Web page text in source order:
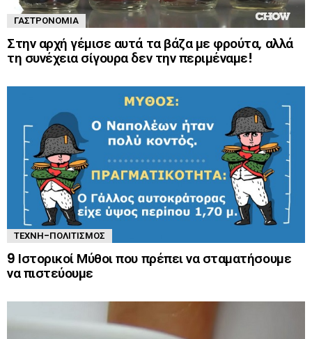
ΓΑΣΤΡΟΝΟΜΊΑ
Στην αρχή γέμισε αυτά τα βάζα με φρούτα, αλλά
τη συνέχεια σίγουρα δεν την περιμέναμε!
ΤΈΧΝΗ-ΠΟΛΙΤΙΣΜΌΣ
9 Ιστορικοί Μύθοι που πρέπει να σταματήσουμε
να πιστεύουμε